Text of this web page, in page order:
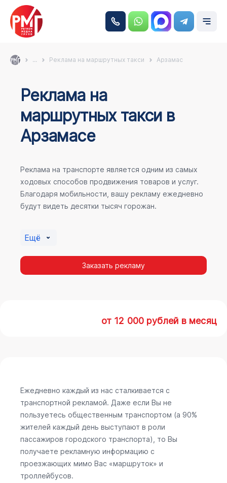
... Реклама на маршрутных такси Арзамас
Реклама на
маршрутных такси в
Арзамасе
Реклама на транспорте является одним из самых
ходовых способов продвижения товаров и услуг.
Благодаря мобильности, вашу рекламу ежедневно
будут видеть десятки тысяч горожан.
Ещё
Заказать рекламу
от 12 000 рублей в месяц
Ежедневно каждый из нас сталкивается с
транспортной рекламой. Даже если Вы не
пользуетесь общественным транспортом (а 90%
жителей каждый день выступают в роли
пассажиров городского транспорта), то Вы
получаете рекламную информацию с
проезжающих мимо Вас «маршруток» и
троллейбусов.